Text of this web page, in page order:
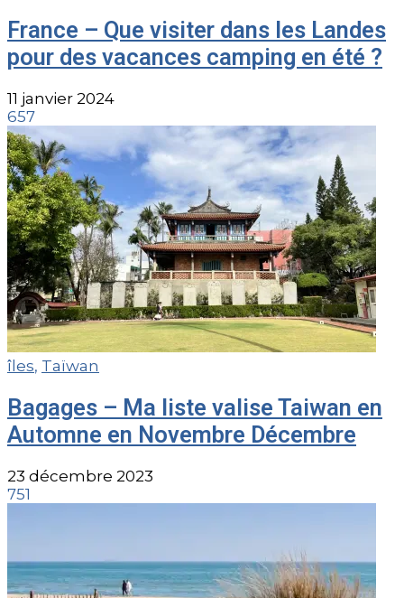
France – Que visiter dans les Landes
pour des vacances camping en été ?
11 janvier 2024
657
îles, Taïwan
Bagages – Ma liste valise Taiwan en
Automne en Novembre Décembre
23 décembre 2023
751